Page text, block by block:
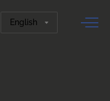
Choose
a